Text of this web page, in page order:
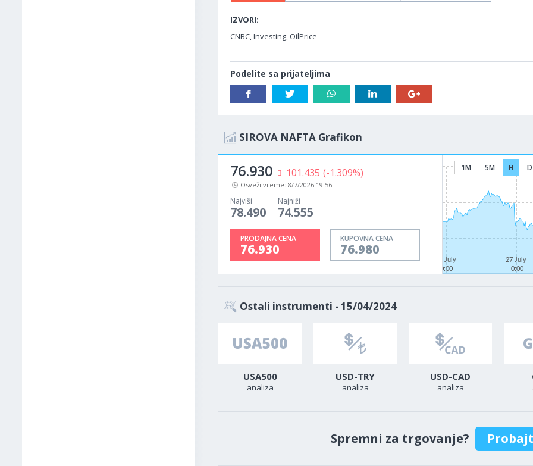
IZVORI:
CNBC, Investing, OilPrice
Podelite sa prijateljima
SIROVA NAFTA Grafikon
76.930 101.435 (-1.309%)
Osveži vreme: 8/7/2026 19:56
Najviši
78.490
Najniži
74.555
PRODAJNA CENA
76.930
KUPOVNA CENA
76.980
1M 5M H D
22 July
0:00
27 July
0:00
Ostali instrumenti - 15/04/2024
USA500
analiza
USD-TRY
analiza
USD-CAD
analiza
Spremni za trgovanje?